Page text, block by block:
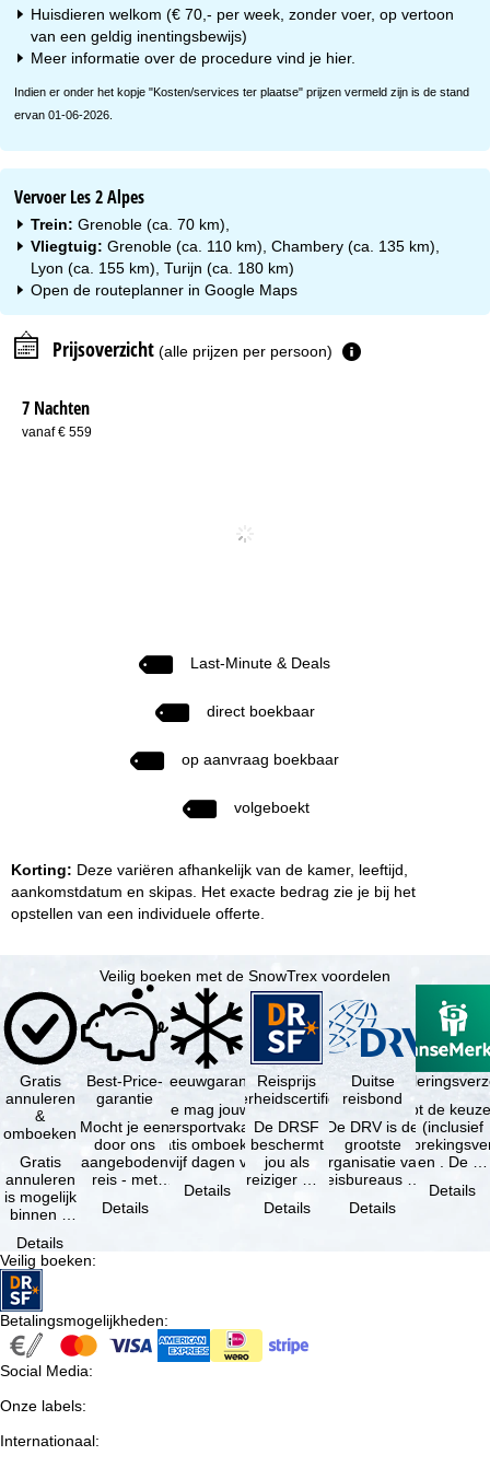
Huisdieren welkom (€ 70,- per week, zonder voer, op vertoon
van een geldig inentingsbewijs)
Meer informatie over de procedure vind je hier.
Indien er onder het kopje "Kosten/services ter plaatse" prijzen vermeld zijn is de stand
ervan 01-06-2026.
Vervoer Les 2 Alpes
Trein:Grenoble (ca. 70 km),
Vliegtuig:Grenoble (ca. 110 km), Chambery (ca. 135 km),
Lyon (ca. 155 km), Turijn (ca. 180 km)
Open de routeplanner inGoogle Maps
Prijsoverzicht (alle prijzen per persoon)
7 Nachten
vanaf € 559
Last-Minute & Deals
direct boekbaar
op aanvraag boekbaar
volgeboekt
Korting: Deze variëren afhankelijk van de kamer, leeftijd,
aankomstdatum en skipas. Het exacte bedrag zie je bij het
opstellen van een individuele offerte.
Veilig boeken met de SnowTrex voordelen
Gratis
annuleren
&
omboeken
Gratis
annuleren
is mogelijk
binnen 5
de
boeking,
als jouw
vakantie …
Details
Best-Price-
garantie
Mocht je een
door ons
aangeboden
reis - met
beschikbaarheid
Details
Sneeuwgarantie
Je mag jouw
wintersportvakantie
gratis omboeken
als vijf dagen voor
Details
Reisprijs
zekerheidscertificaat
De DRSF
beschermt
jou als
reiziger met
pakketreis
Details
Duitse
reisbond
De DRV is de
grootste
organisatie van
reisbureaus en
in Duitsland. …
Details
Je hebt de
(inclusief
en . De …
Details
Veilig boeken:
Betalingsmogelijkheden:
Social Media:
Onze labels:
Internationaal: